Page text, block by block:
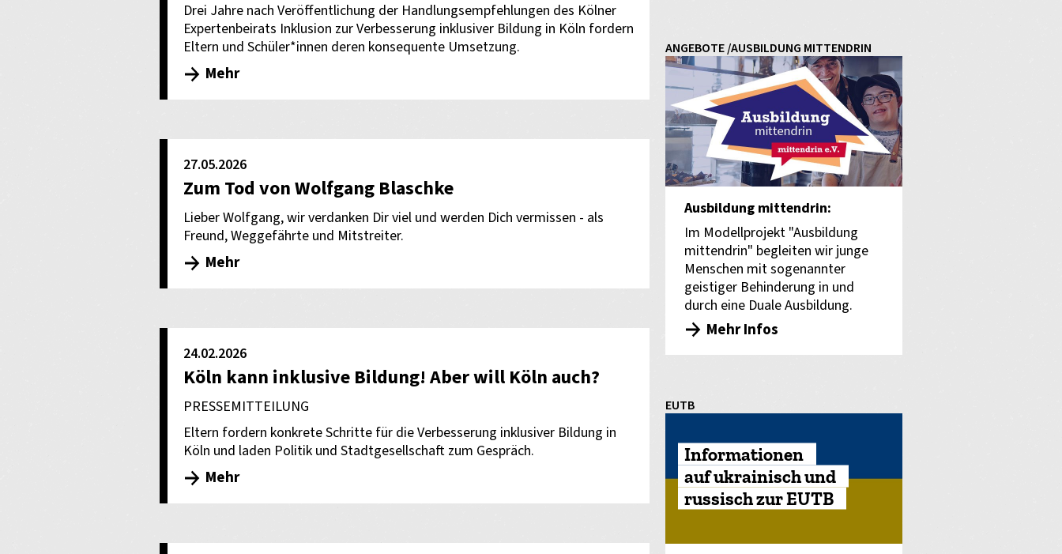
Drei Jahre nach Veröffentlichung der Handlungsempfehlungen des Kölner
Expertenbeirats Inklusion zur Verbesserung inklusiver Bildung in Köln fordern
Eltern und Schüler*innen deren konsequente Umsetzung.
Mehr
27.05.2026
Zum Tod von Wolfgang Blaschke
Lieber Wolfgang, wir verdanken Dir viel und werden Dich vermissen - als
Freund, Weggefährte und Mitstreiter.
Mehr
24.02.2026
Köln kann inklusive Bildung! Aber will Köln auch?
PRESSEMITTEILUNG
Eltern fordern konkrete Schritte für die Verbesserung inklusiver Bildung in
Köln und laden Politik und Stadtgesellschaft zum Gespräch.
Mehr
ANGEBOTE /AUSBILDUNG MITTENDRIN
Ausbildung mittendrin:
Im Modellprojekt "Ausbildung
mittendrin" begleiten wir junge
Menschen mit sogenannter
geistiger Behinderung in und
durch eine Duale Ausbildung.
Mehr Infos
EUTB
Informationen
auf ukrainisch und
russisch zur EUTB